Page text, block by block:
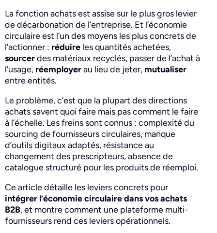
La fonction achats est assise sur le plus gros levier
de décarbonation de l’entreprise. Et l’économie
circulaire est l’un des moyens les plus concrets de
l’actionner : réduire les quantités achetées,
sourcerdes matériaux recyclés, passer de l’achat à
l’usage, réemployerau lieu de jeter, mutualiser
entre entités.
Le problème, c’est que la plupart des directions
achats savent quoi faire mais pas comment le faire
à l’échelle. Les freins sont connus : complexité du
sourcing de fournisseurs circulaires, manque
d’outils digitaux adaptés, résistance au
changement des prescripteurs, absence de
catalogue structuré pour les produits de réemploi.
Ce article détaille les leviers concrets pour
intégrer l’économie circulaire dans vos achats
B2B, et montre comment une plateforme multi-
fournisseurs rend ces leviers opérationnels.